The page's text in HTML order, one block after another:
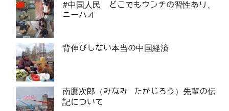
#中国人民 どこでもウンチの習性あり、
ニーハオ
背伸びしない本当の中国経済
南鷹次郎（みなみ たかじろう）先輩の伝
記について